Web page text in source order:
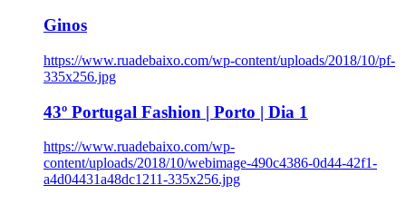
Ginos
https://www.ruadebaixo.com/wp-content/uploads/2018/10/pf-
335x256.jpg
43º Portugal Fashion | Porto | Dia 1
https://www.ruadebaixo.com/wp-
content/uploads/2018/10/webimage-490c4386-0d44-42f1-
a4d04431a48dc1211-335x256.jpg